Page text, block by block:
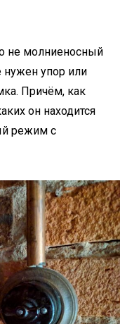
не молниеносный
нужен упор или
Причём, как
он находится
режим с